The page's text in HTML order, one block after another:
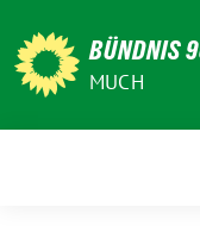
zum
Inhalt
BÜNDNIS
MUCH